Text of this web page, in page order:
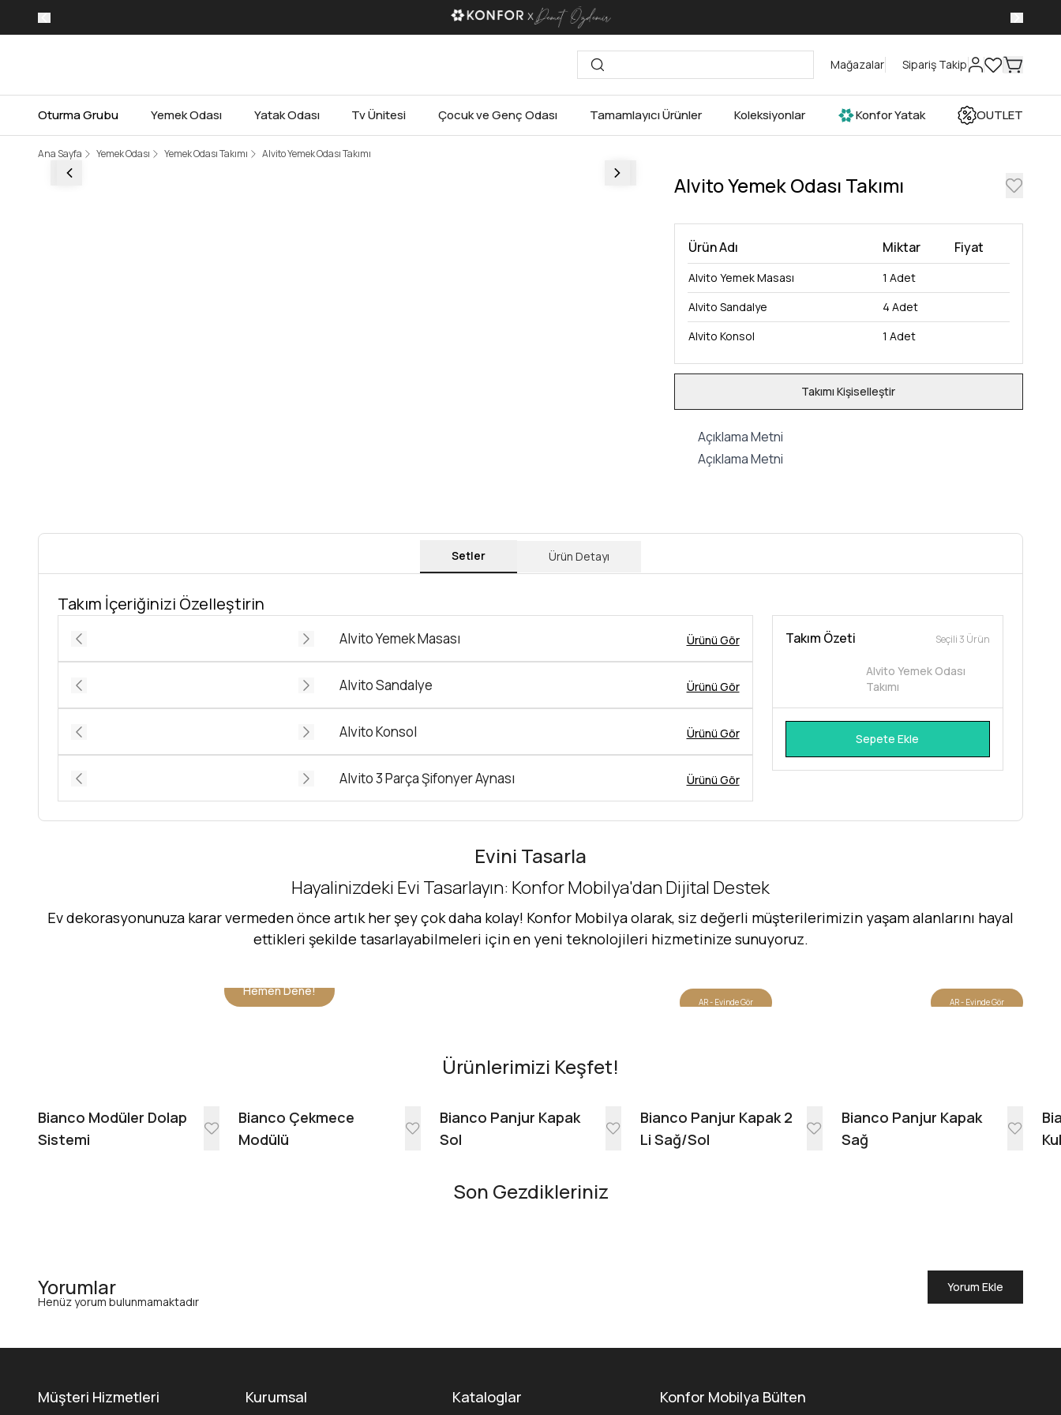
Kampanyalı Fiyatlarımızdan Faydalan, %50'ye varan İndirim Fırsatlarını Kaçırma!
Mağazalar Sipariş Takip
Oturma Grubu Yemek Odası Yatak Odası Tv Ünitesi Çocuk ve Genç Odası Tamamlayıcı Ürünler Koleksiyonlar Konfor Yatak OUTLET
Ana Sayfa Yemek Odası Yemek Odası Takımı Alvito Yemek Odası Takımı
Alvito Yemek Odası Takımı
Ürün Adı Miktar Fiyat
Alvito Yemek Masası 1 Adet
Alvito Sandalye
4 Adet
Alvito Konsol
1 Adet
Takımı Kişiselleştir
Açıklama Metni
Açıklama Metni
Setler Ürün Detayı
Takım İçeriğinizi Özelleştirin
Alvito Yemek Masası Ürünü Gör
Alvito Sandalye Ürünü Gör
Alvito Konsol Ürünü Gör
Alvito 3 Parça Şifonyer Aynası Ürünü Gör
Takım Özeti Seçili 3 Ürün
Alvito Yemek Odası
Takımı
Sepete Ekle
Evini Tasarla
Hayalinizdeki Evi Tasarlayın: Konfor Mobilya'dan Dijital Destek
Ev dekorasyonunuza karar vermeden önce artık her şey çok daha kolay! Konfor Mobilya olarak, siz değerli müşterilerimizin yaşam alanlarını hayal
ettikleri şekilde tasarlayabilmeleri için en yeni teknolojileri hizmetinize sunuyoruz.
Hemen Dene!
AR - Evinde Gör AR - Evinde Gör
Ürünlerimizi Keşfet!
Bianco Modüler Dolap
Sistemi
Bianco Çekmece
Modülü
Bianco Panjur Kapak
Sol
Bianco Panjur Kapak 2
Li Sağ/Sol
Bianco Panjur Kapak
Sağ
Son Gezdikleriniz
Yorumlar
Yorum Ekle
Henüz yorum bulunmamaktadır
Müşteri Hizmetleri Kurumsal Kataloglar Konfor Mobilya Bülten